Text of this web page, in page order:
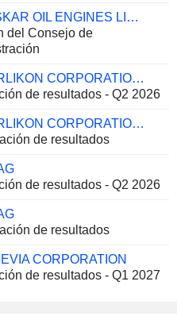
KIRLOSKAR OIL ENGINES LIMITED
del Consejo de
OC OERLIKON CORPORATION AG
de resultados - Q2 2026
OC OERLIKON CORPORATION AG
de resultados
de resultados - Q2 2026
de resultados
CORPORATION
de resultados - Q1 2027